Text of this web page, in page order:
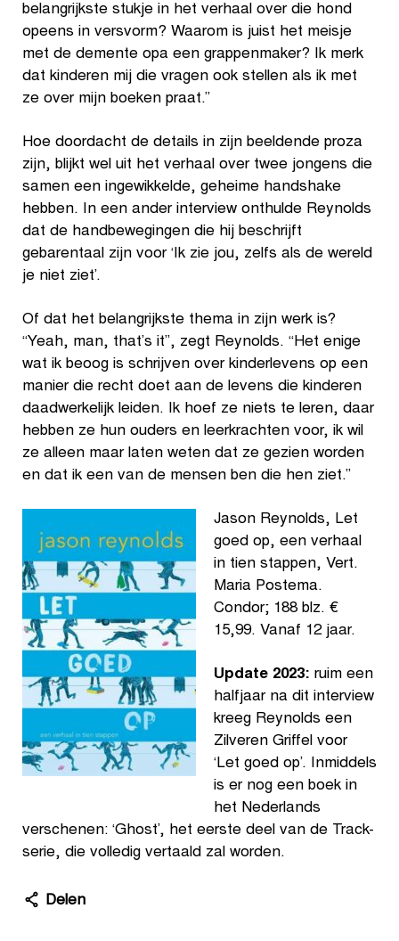
belangrijkste stukje in het verhaal over die hond
opeens in versvorm? Waarom is juist het meisje
met de demente opa een grappenmaker? Ik merk
dat kinderen mij die vragen ook stellen als ik met
ze over mijn boeken praat.”
Hoe doordacht de details in zijn beeldende proza
zijn, blijkt wel uit het verhaal over twee jongens die
samen een ingewikkelde, geheime handshake
hebben. In een ander interview onthulde Reynolds
dat de handbewegingen die hij beschrijft
gebarentaal zijn voor ‘Ik zie jou, zelfs als de wereld
je niet ziet’.
Of dat het belangrijkste thema in zijn werk is?
“Yeah, man, that’s it”, zegt Reynolds. “Het enige
wat ik beoog is schrijven over kinderlevens op een
manier die recht doet aan de levens die kinderen
daadwerkelijk leiden. Ik hoef ze niets te leren, daar
hebben ze hun ouders en leerkrachten voor, ik wil
ze alleen maar laten weten dat ze gezien worden
en dat ik een van de mensen ben die hen ziet.”
Jason Reynolds, Let
goed op, een verhaal
in tien stappen, Vert.
Maria Postema.
Condor; 188 blz. €
15,99. Vanaf 12 jaar.
Update 2023: ruim een
halfjaar na dit interview
kreeg Reynolds een
Zilveren Griffel voor
‘Let goed op’. Inmiddels
is er nog een boek in
het Nederlands
verschenen: ‘Ghost’, het eerste deel van de Track-
serie, die volledig vertaald zal worden.
Delen